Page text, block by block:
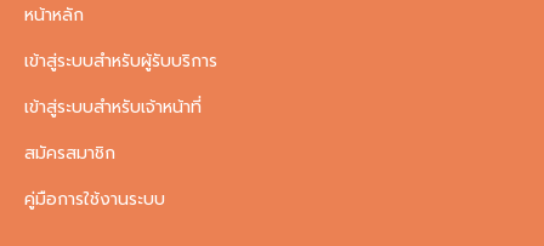
หน้าหลัก
เข้าสู่ระบบสำหรับผู้รับบริการ
เข้าสู่ระบบสำหรับเจ้าหน้าที่
สมัครสมาชิก
คู่มือการใช้งานระบบ